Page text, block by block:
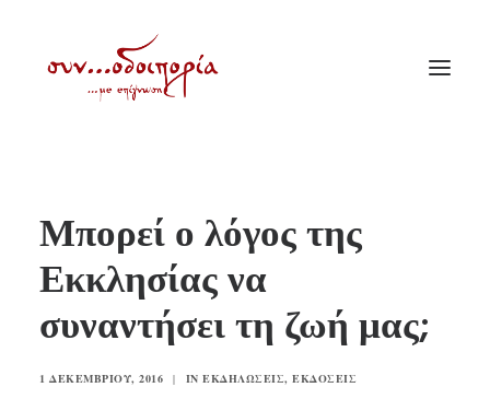
ΘΕΜΑΤΟΛΟΓΙΑ
ΑΝΑΚΟΙΝΩΣΕΙΣ
ΕΥΑΓΓΕΛΙΣΤΡΙΑ ΠΕΙΡΑΙΏΣ
Μπορεί ο λόγος της
Εκκλησίας να
συναντήσει τη ζωή μας;
1 ΔΕΚΕΜΒΡΊΟΥ, 2016 | IN ΕΚΔΗΛΏΣΕΙΣ, ΕΚΔΌΣΕΙΣ